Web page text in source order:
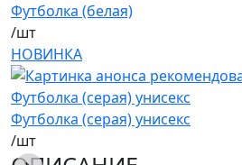
Футболка (белая)
/шт
НОВИНКА
Футболка (серая) унисекс
/шт